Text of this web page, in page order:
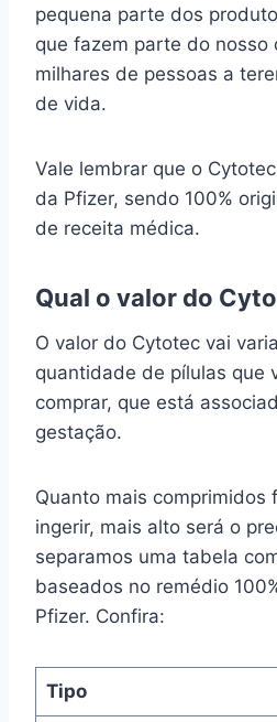
pequena parte dos
que fazem parte do nosso
milhares de pessoas a
de vida.
Vale lembrar que o
da Pfizer, sendo 100%
de receita médica.
Qual o valor do
O valor do Cytotec vai
quantidade de pílulas que
comprar, que está
gestação.
Quanto mais comprimidos
ingerir, mais alto será o
separamos uma tabela
baseados no remédio
Pfizer. Confira:
Tipo